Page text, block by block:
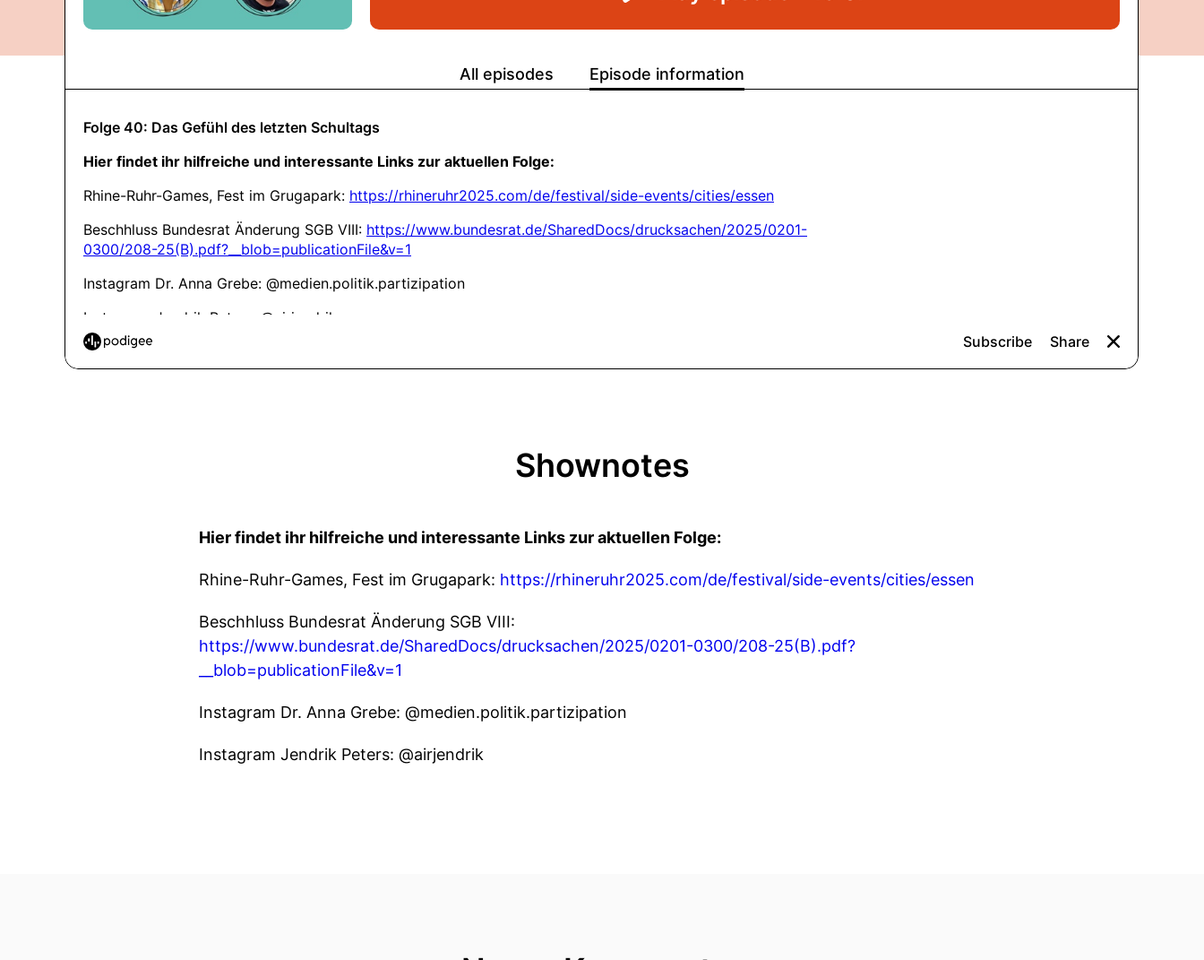
Shownotes
Hier findet ihr hilfreiche und interessante Links zur aktuellen Folge:
Rhine-Ruhr-Games, Fest im Grugapark: https://rhineruhr2025.com/de/festival/side-events/cities/essen
Beschhluss Bundesrat Änderung SGB VIII:
https://www.bundesrat.de/SharedDocs/drucksachen/2025/0201-0300/208-25(B).pdf?
__blob=publicationFile&v=1
Instagram Dr. Anna Grebe: @medien.politik.partizipation
Instagram Jendrik Peters: @airjendrik